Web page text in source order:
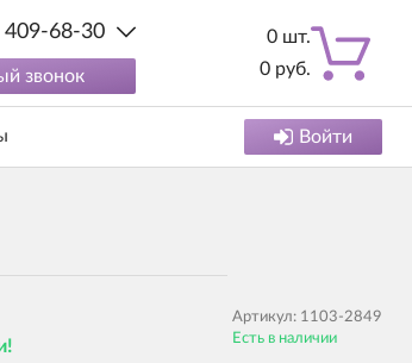
409-68-30
звонок
0 шт.
0 руб.
Войти
Артикул: 1103-2849
Есть в наличии